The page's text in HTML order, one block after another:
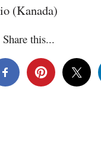
(Kanada)
Share this...